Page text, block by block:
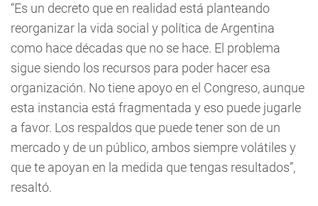
“Es un decreto que en realidad está planteando
reorganizar la vida social y política de Argentina
como hace décadas que no se hace. El problema
sigue siendo los recursos para poder hacer esa
organización. No tiene apoyo en el Congreso, aunque
esta instancia está fragmentada y eso puede jugarle
a favor. Los respaldos que puede tener son de un
mercado y de un público, ambos siempre volátiles y
que te apoyan en la medida que tengas resultados”,
resaltó.